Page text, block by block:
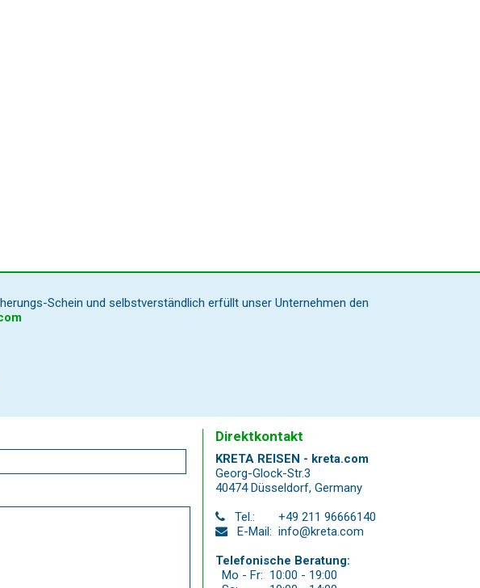
Schein und selbstverständlich erfüllt unser Unternehmen den
Direktkontakt
KRETA REISEN - kreta.com
Georg-Glock-Str.3
40474 Düsseldorf, Germany
Tel.:
+49 211 96666140
E-Mail: info@kreta.com
Telefonische Beratung:
Mo - Fr: 10:00 - 19:00